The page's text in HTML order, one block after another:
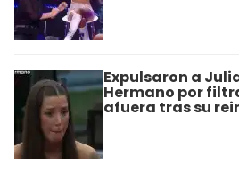
Expulsaron a
Hermano por
afuera tras su